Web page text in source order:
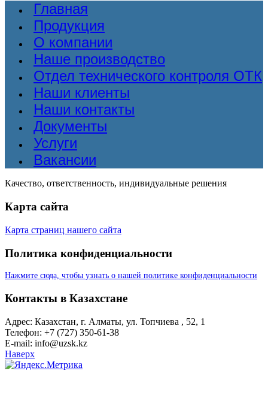
Главная
Продукция
О компании
Наше производство
Отдел технического контроля ОТК
Наши клиенты
Наши контакты
Документы
Услуги
Вакансии
Качество, ответственность, индивидуальные решения
Карта сайта
Карта страниц нашего сайта
Политика конфиденциальности
Нажмите сюда, чтобы узнать о нашей политике конфиденциальности
Контакты в Казахстане
Адрес: Казахстан, г. Алматы, ул. Топчиева , 52, 1
Телефон: +7 (727) 350-61-38
E-mail: info@uzsk.kz
Наверх